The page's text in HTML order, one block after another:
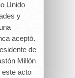
Unido
y
aceptó.
de
Millón
este acto